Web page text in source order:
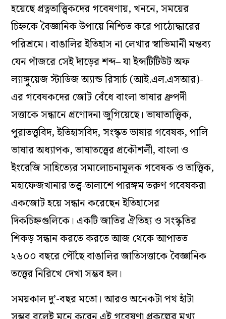
হয়েছে প্রত্নতাত্ত্বিকদের গবেষণায়, খননে, সময়ের
চিহ্নকে বৈজ্ঞানিক উপায়ে নিশ্চিত করে পাঠোদ্ধারের
পরিশ্রমে। বাঙালির ইতিহাস না লেখার স্বাভিমানী মন্তব্য
যেন পাঁজরে সেই দাঁড়ের শব্দ– যা ইন্সটিটিউট অফ
ল্যাঙ্গুয়েজ স্টাডিজ অ্যান্ড রিসার্চ (আই.এল.এসআর)-
এর গবেষকদের জোট বেঁধে বাংলা ভাষার ধ্রুপদী
সত্তাকে সন্ধানে প্রণোদনা জুগিয়েছে। ভাষাতাত্ত্বিক,
পুরাতত্ত্ববিদ, ইতিহাসবিদ, সংস্কৃত ভাষার গবেষক, পালি
ভাষার অধ্যাপক, ভাষাতত্ত্বের প্রকৌশলী, বাংলা ও
ইংরেজি সাহিত্যের সমালোচনামূলক গবেষক ও তাত্ত্বিক,
মহাফেজখানার তত্ত্ব-তালাশে পারঙ্গম তরুণ গবেষকরা
একজোট হয়ে সন্ধান করেছেন ইতিহাসের
দিকচিহ্নগুলিকে। একটি জাতির ঐতিহ্য ও সংস্কৃতির
শিকড় সন্ধান করতে করতে আজ থেকে আপাতত
২৬০০ বছরে পৌঁছে বাঙালির জাতিসত্তাকে বৈজ্ঞানিক
তত্ত্বের নিরিখে দেখা সম্ভব হল।
সময়কাল দু’-বছর মতো। আরও অনেকটা পথ হাঁটা